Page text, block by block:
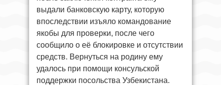
выдали банковскую карту, которую
впоследствии изъяло командование
якобы для проверки, после чего
сообщило о её блокировке и отсутствии
средств. Вернуться на родину ему
удалось при помощи консульской
поддержки посольства Узбекистана.